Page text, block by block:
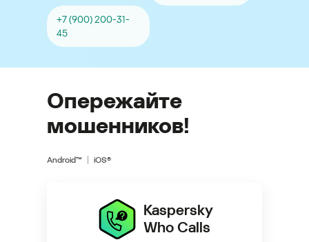
+7 (900) 200-31-
45
Опережайте
мошенников!
Android™ iOS®
Kaspersky
Who Calls